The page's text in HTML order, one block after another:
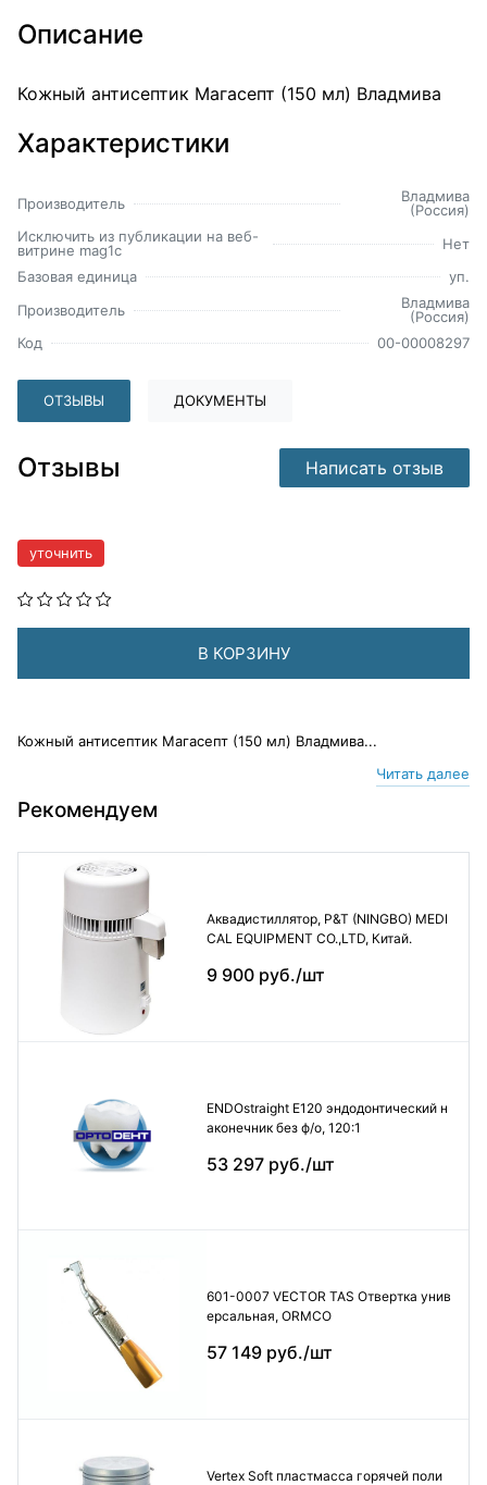
Описание
Кожный антисептик Магасепт (150 мл) Владмива
Характеристики
Производитель
Владмива
(Россия)
Исключить из публикации на веб-
витрине mag1c
Нет
Базовая единица
уп.
Производитель
Владмива
(Россия)
Код
00-00008297
ОТЗЫВЫ ДОКУМЕНТЫ
Отзывы Написать отзыв
уточнить
В КОРЗИНУ
Кожный антисептик Магасепт (150 мл) Владмива...
Читать далее
Рекомендуем
Аквадистиллятор, P&T (NINGBO) MEDI
CAL EQUIPMENT CO.,LTD, Китай.
9 900 руб./шт
ENDOstraight E120 эндодонтический н
аконечник без ф/о, 120:1
53 297 руб./шт
601-0007 VECTOR TAS Отвертка унив
ерсальная, ORMCO
57 149 руб./шт
Vertex Soft пластмасса горячей поли